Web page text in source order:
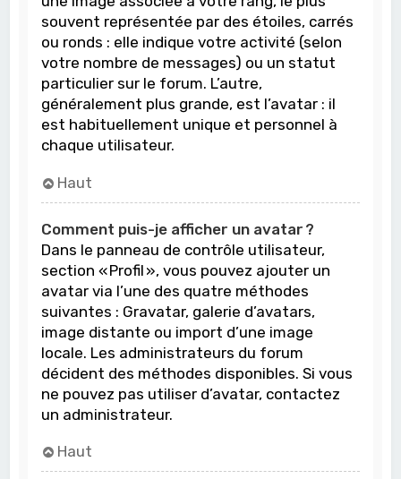
souvent représentée par des étoiles, carrés
ou ronds : elle indique votre activité (selon
votre nombre de messages) ou un statut
particulier sur le forum. L’autre,
généralement plus grande, est l’avatar : il
est habituellement unique et personnel à
chaque utilisateur.
Haut
Comment puis-je afficher un avatar ?
Dans le panneau de contrôle utilisateur,
section « Profil », vous pouvez ajouter un
avatar via l’une des quatre méthodes
suivantes : Gravatar, galerie d’avatars,
image distante ou import d’une image
locale. Les administrateurs du forum
décident des méthodes disponibles. Si vous
ne pouvez pas utiliser d’avatar, contactez
un administrateur.
Haut